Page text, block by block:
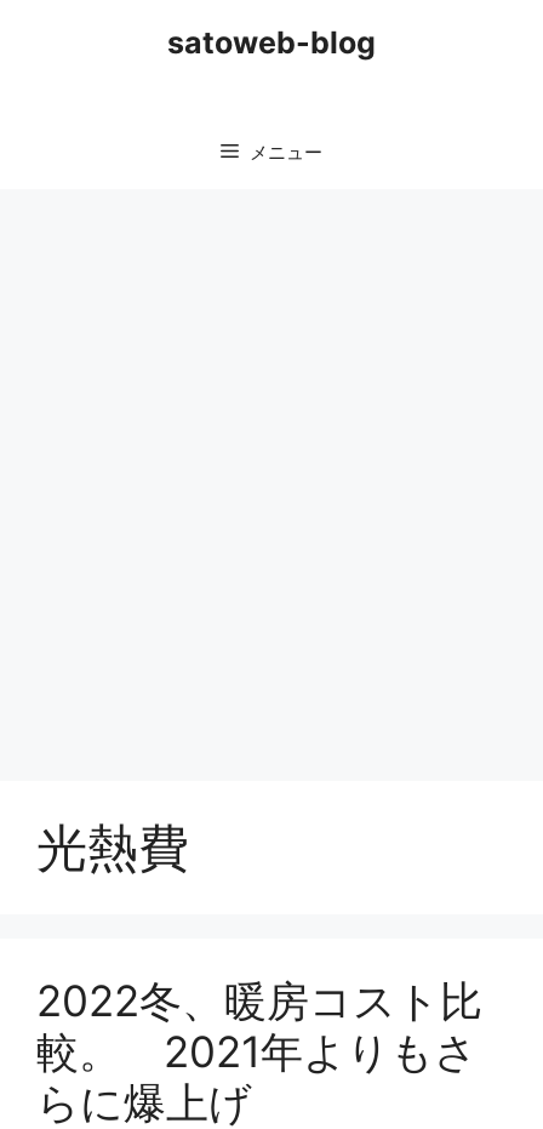
satoweb-blog
メニュー
光熱費
2022冬、暖房コスト比
較。 2021年よりもさ
らに爆上げ